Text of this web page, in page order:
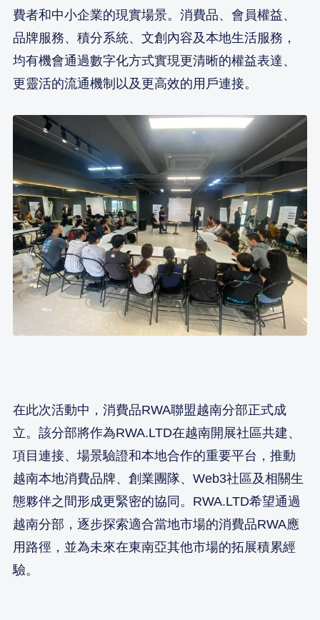
費者和中小企業的現實場景。消費品、會員權益、
品牌服務、積分系統、文創內容及本地生活服務，
均有機會通過數字化方式實現更清晰的權益表達、
更靈活的流通機制以及更高效的用戶連接。
在此次活動中，消費品RWA聯盟越南分部正式成
立。該分部將作為RWA.LTD在越南開展社區共建、
項目連接、場景驗證和本地合作的重要平台，推動
越南本地消費品牌、創業團隊、Web3社區及相關生
態夥伴之間形成更緊密的協同。RWA.LTD希望通過
越南分部，逐步探索適合當地市場的消費品RWA應
用路徑，並為未來在東南亞其他市場的拓展積累經
驗。